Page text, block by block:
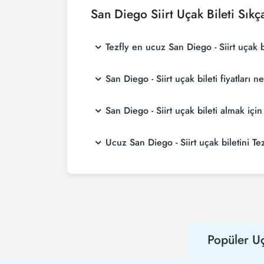
San Diego Siirt Uçak Bileti
Tezfly en ucuz San Diego - Siirt uçak
aramaktadır. Tezfly sitesinde yapacağın
San Diego - Siirt uçak bileti fiyatları
yaparak ve promosyonları takip ederek
San Diego - Siirt uçak bileti almak
daha ucuza uçarsınız.
Ucuz San Diego - Siirt uçak biletini
hem de Tezfly kampanyalarından ilk siz
Popüler